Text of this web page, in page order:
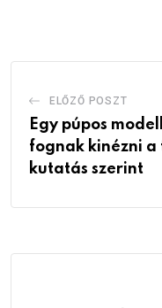
ELŐZŐ POSZT
Egy púpos
fognak kinézni a
kutatás szerint